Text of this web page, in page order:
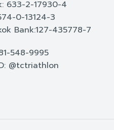
633-2-17930-4
0-13124-3
Bank:127-435778-7
548-9995
@tctriathlon